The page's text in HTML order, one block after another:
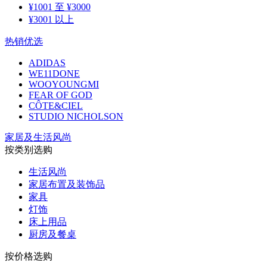
¥1001 至 ¥3000
¥3001 以上
热销优选
ADIDAS
WE11DONE
WOOYOUNGMI
FEAR OF GOD
CÔTE&CIEL
STUDIO NICHOLSON
家居及生活风尚
按类别选购
生活风尚
家居布置及装饰品
家具
灯饰
床上用品
厨房及餐桌
按价格选购